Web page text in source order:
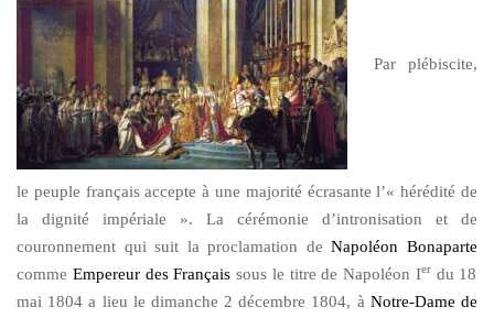
Par plébiscite,
le peuple français accepte à une majorité écrasante l’« hérédité de
la dignité impériale ». La cérémonie d’intronisation et de
couronnement qui suit la proclamation deNapoléon Bonaparte
comme Empereur des Français sous le titre de Napoléon Ierdu 18
mai 1804 a lieu le dimanche 2 décembre 1804, à Notre-Dame de